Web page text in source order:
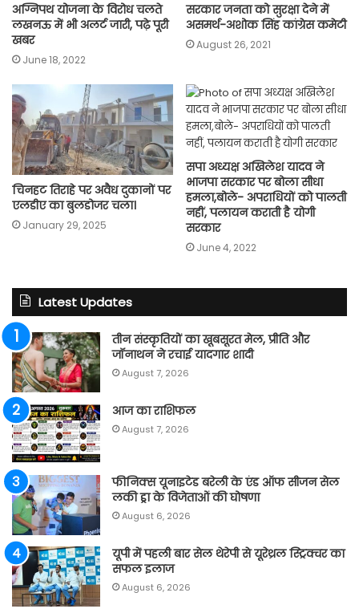
अग्निपथ योजना के विरोध चलते
लखनऊ में भी अलर्ट जारी, पढ़े पूरी
खबर
June 18, 2022
सरकार जनता को सुरक्षा देने में
असमर्थ-अशोक सिंह कांग्रेस कमेटी
August 26, 2021
चिनहट तिराहे पर अवैध दुकानों पर
एलडीए का बुलडोजर चला।
January 29, 2025
सपा अध्यक्ष अखिलेश यादव ने
भाजपा सरकार पर बोला सीधा
हमला,बोले- अपराधियों को पालती
नहीं, पलायन कराती है योगी
सरकार
June 4, 2022
Latest Updates
तीन संस्कृतियों का खूबसूरत मेल, प्रीति और
जॉनाथन ने रचाई यादगार शादी
August 7, 2026
आज का राशिफल
August 7, 2026
फीनिक्स यूनाइटेड बरेली के एंड ऑफ सीजन सेल
लकी ड्रा के विजेताओं की घोषणा
August 6, 2026
यूपी में पहली बार सेल थेरेपी से यूरेथ्रल स्ट्रिक्चर का
सफल इलाज
August 6, 2026